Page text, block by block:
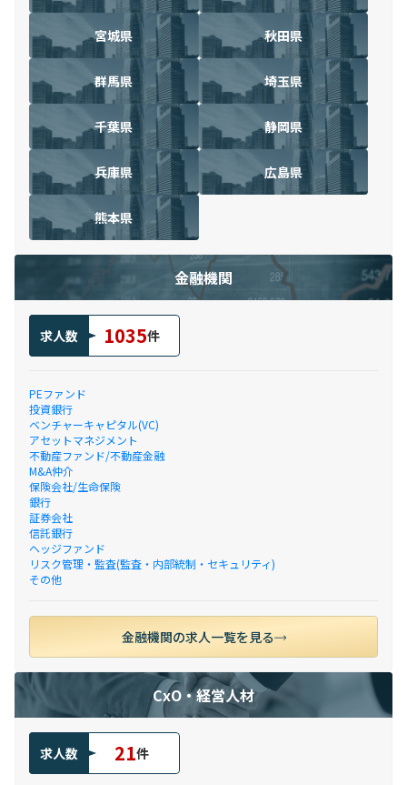
宮城県 秋田県
群馬県 埼玉県
千葉県 静岡県
兵庫県 広島県
熊本県
金融機関
求人数 1035件
PEファンド
投資銀行
ベンチャーキャピタル(VC)
アセットマネジメント
不動産ファンド/不動産金融
M&A仲介
保険会社/生命保険
銀行
証券会社
信託銀行
ヘッジファンド
リスク管理・監査(監査・内部統制・セキュリティ)
その他
金融機関の求人一覧を見る
CxO・経営人材
求人数 21件